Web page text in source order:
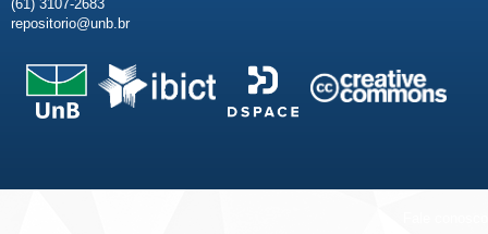
(61) 3107-2683
repositorio@unb.br